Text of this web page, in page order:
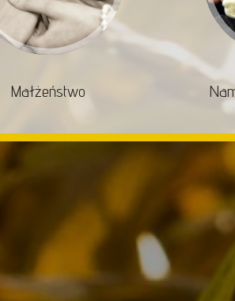
Małżeństwo